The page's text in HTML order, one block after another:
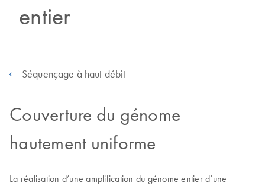
entier
Séquençage à haut débit
Couverture du génome
hautement uniforme
La réalisation d’une amplification du génome entier d’une